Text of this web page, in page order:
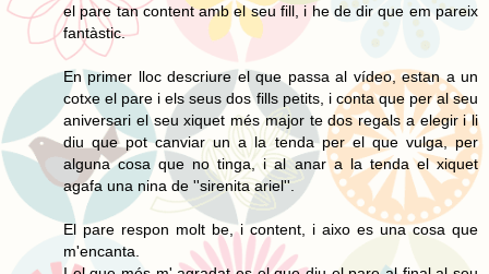
el pare tan content amb el seu fill, i he de dir que em pareix
fantàstic.
En primer lloc descriure el que passa al vídeo, estan a un
cotxe el pare i els seus dos fills petits, i conta que per al seu
aniversari el seu xiquet més major te dos regals a elegir i li
diu que pot canviar un a la tenda per el que vulga, per
alguna cosa que no tinga, i al anar a la tenda el xiquet
agafa una nina de ''sirenita ariel''.
El pare respon molt be, i content, i aixo es una cosa que
m'encanta.